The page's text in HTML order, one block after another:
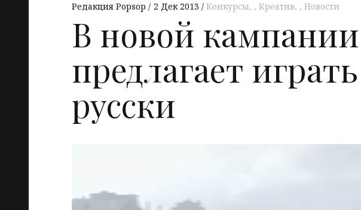
Редакция Popsop 2 Дек 2013 Конкурсы, Креатив, Новости
В новой
предлагает
русски